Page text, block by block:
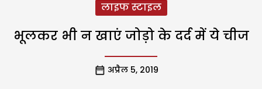
लाइफ स्टाइल
भूलकर भी न खाएं जोड़ो के दर्द में ये चीज
अप्रैल 5, 2019